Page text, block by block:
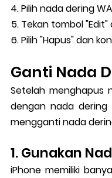
Pilih nada dering
Tekan tombol
Pilih "Hapus" dan
Ganti Nada
Setelah menghapus
dengan nada
mengganti nada
1. Gunakan
iPhone memiliki